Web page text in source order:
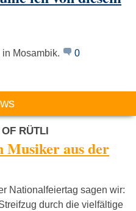
Curse
Mosambik.
0
RÜTLI
Musiker aus der
Nationalfeiertag sagen wir:
durch die vielfältige